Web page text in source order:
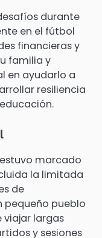
durante
en el fútbol
financieras y
familia y
en ayudarlo a
resiliencia
estuvo marcado
la limitada
de
pequeño pueblo
viajar largas
y sesiones